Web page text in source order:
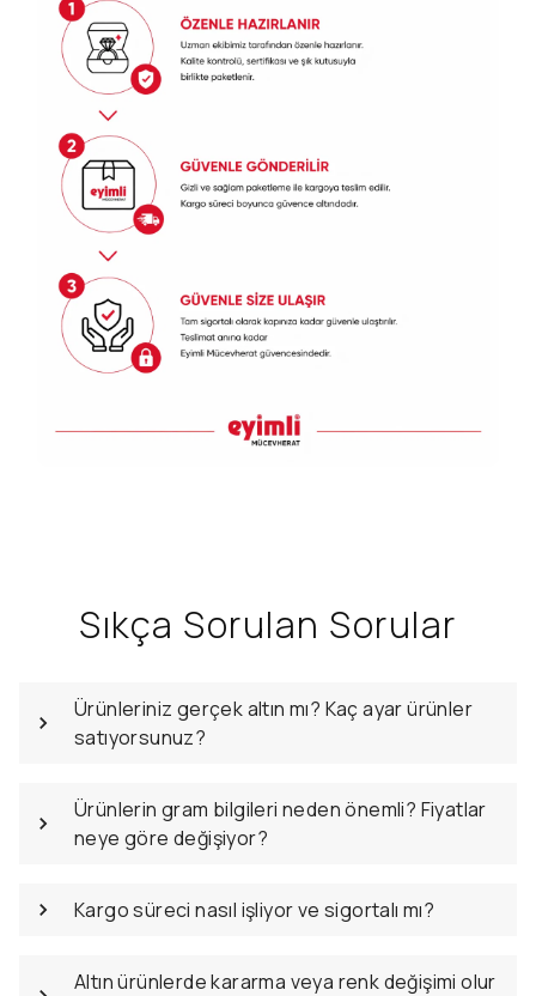
Sıkça Sorulan Sorular
Ürünleriniz gerçek altın mı? Kaç ayar ürünler
satıyorsunuz?
Ürünlerin gram bilgileri neden önemli? Fiyatlar
neye göre değişiyor?
Kargo süreci nasıl işliyor ve sigortalı mı?
Altın ürünlerde kararma veya renk değişimi olur